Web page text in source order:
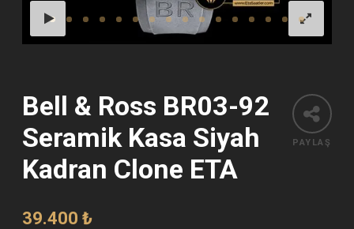
PAYLAŞ
Bell & Ross BR03-92
Seramik Kasa Siyah
Kadran Clone ETA
39.400₺